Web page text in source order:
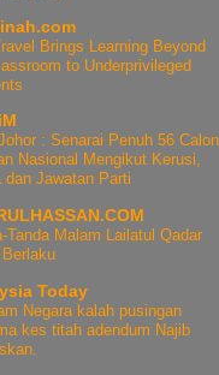
Brings Learning Beyond
to Underprivileged
: Senarai Penuh 56 Calon
Nasional Mengikut Kerusi,
dan Jawatan Parti
Tanda Malam Lailatul Qadar
Today
Negara kalah pusingan
kes titah adendum Najib